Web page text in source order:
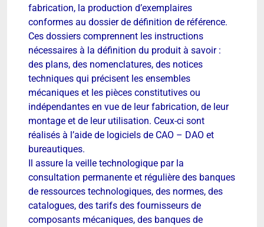
fabrication, la production d’exemplaires
conformes au dossier de définition de référence.
Ces dossiers comprennent les instructions
nécessaires à la définition du produit à savoir :
des plans, des nomenclatures, des notices
techniques qui précisent les ensembles
mécaniques et les pièces constitutives ou
indépendantes en vue de leur fabrication, de leur
montage et de leur utilisation. Ceux-ci sont
réalisés à l’aide de logiciels de CAO – DAO et
bureautiques.
Il assure la veille technologique par la
consultation permanente et régulière des banques
de ressources technologiques, des normes, des
catalogues, des tarifs des fournisseurs de
composants mécaniques, des banques de